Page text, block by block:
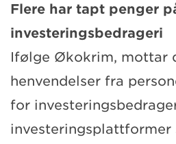
Flere har tapt penger
investeringsbedrageri
Ifølge Økokrim, mottar
henvendelser fra
for